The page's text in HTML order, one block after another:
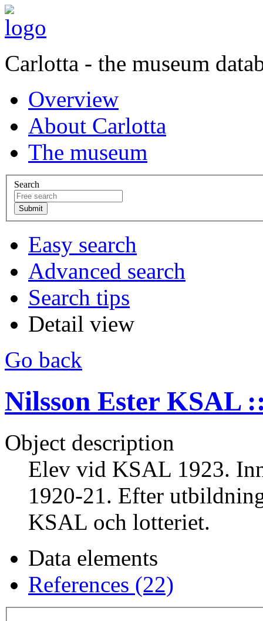
Carlotta - the museum
Overview
About Carlotta
The museum
Search
Easy search
Advanced search
Search tips
Detail view
Go back
Nilsson Ester KSAL
Object description
Elev vid KSAL 1923.
1920-21. Efter
KSAL och lotteriet.
Data elements
References (22)